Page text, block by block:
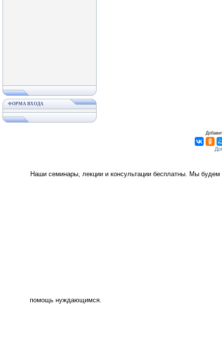
ФОРМА ВХОДА
Наши семинары, лекции и консультации бесплатны. Мы
помощь нуждающимся.